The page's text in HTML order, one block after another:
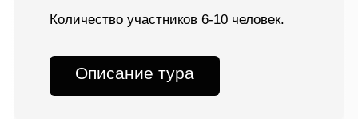
Количество участников 6-10 человек.
Описание тура